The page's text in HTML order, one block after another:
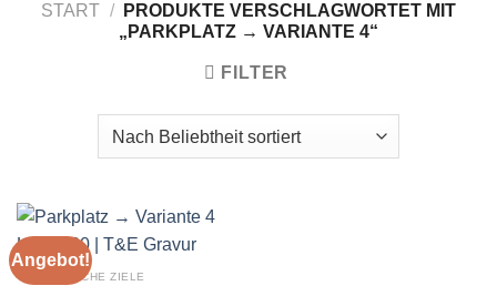
START /
PRODUKTE VERSCHLAGWORTET MIT
„PARKPLATZ → VARIANTE 4“
FILTER
Angebot!
TOURISTISCHE ZIELE